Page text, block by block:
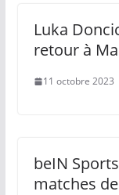
Luka
retour à
11 octobre 2023
beIN
matches